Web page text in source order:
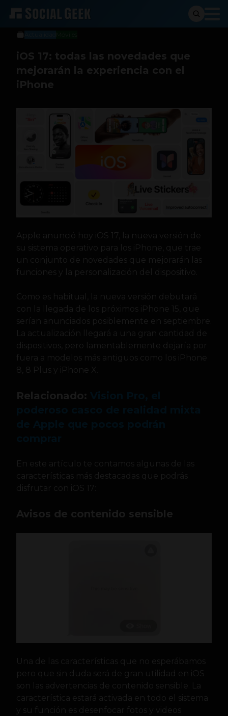
Sergio Ramos
6 de junio de 2023
iOS 17: todas las novedades que
mejorarán la experiencia con el
iPhone
Apple anunció hoy iOS 17, la nueva versión de
su sistema operativo para los iPhone, que trae
un conjunto de novedades que mejorarán las
funciones y la personalización del dispositivo.
Como es habitual, la nueva versión debutará
con la llegada de los próximos iPhone 15, que
serían anunciados posiblemente en septiembre.
La actualización llegará a una gran cantidad de
dispositivos, pero lamentablemente dejaría por
fuera a modelos más antiguos como los iPhone
8, 8 Plus y iPhone X.
Relacionado:
En este artículo te contamos algunas de las
características más destacadas que podrás
disfrutar con iOS 17:
Avisos de contenido sensible
Una de las características que no esperábamos
pero que sin duda será de gran utilidad en iOS
son las advertencias de contenido sensible. La
característica estará activada en todo el sistema
y su función es desenfocar fotos y videos